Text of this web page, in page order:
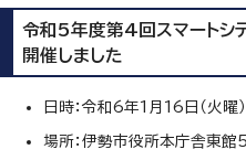
令和5年度第4回スマートシ
開催しました
日時：令和6年1月16日（火曜
場所：伊勢市役所本庁舎東